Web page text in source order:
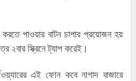
পাওয়ার বাটন চাপার প্রয়োজন হয়
২বার স্ক্রিনে ট্যাপ করেই।
এই ফোন কবে নাগাদ বাজারে